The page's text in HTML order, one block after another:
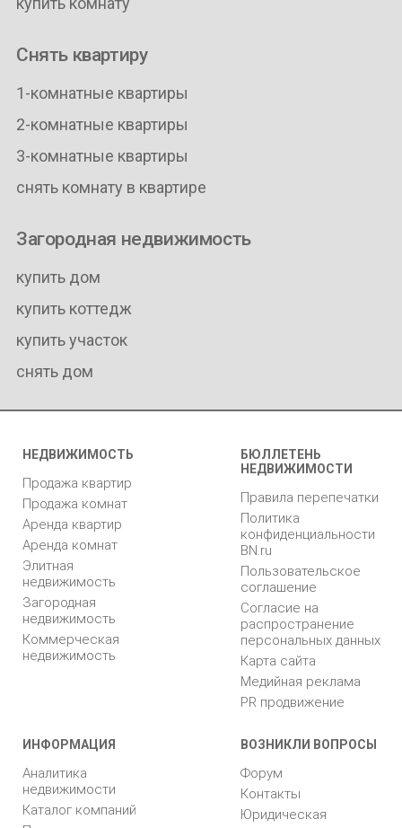
Снять квартиру
1-комнатные квартиры
2-комнатные квартиры
3-комнатные квартиры
снять комнату в квартире
Загородная недвижимость
купить дом
купить коттедж
купить участок
снять дом
НЕДВИЖИМОСТЬ
Продажа квартир
Продажа комнат
Аренда квартир
Аренда комнат
Элитная
недвижимость
Загородная
недвижимость
Коммерческая
недвижимость
БЮЛЛЕТЕНЬ
НЕДВИЖИМОСТИ
Правила перепечатки
Политика
конфиденциальности
BN.ru
Пользовательское
соглашение
Согласие на
распространение
персональных данных
Карта сайта
Медийная реклама
PR продвижение
ИНФОРМАЦИЯ
Аналитика
недвижимости
Каталог компаний
ВОЗНИКЛИ ВОПРОСЫ
Форум
Контакты
Юридическая